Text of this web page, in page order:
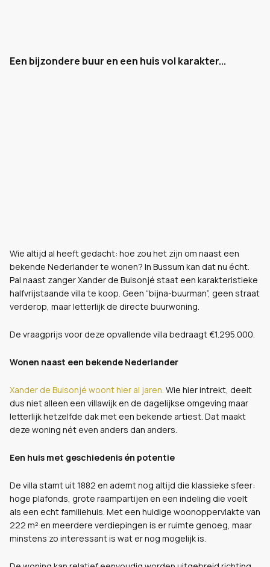
Een bijzondere buur en een huis vol karakter...
Wie altijd al heeft gedacht: hoe zou het zijn om naast een
bekende Nederlander te wonen? In Bussum kan dat nu écht.
Pal naast zanger Xander de Buisonjé staat een karakteristieke
halfvrijstaande villa te koop. Geen “bijna-buurman”, geen straat
verderop, maar letterlijk de directe buurwoning.
De vraagprijs voor deze opvallende villa bedraagt €1.295.000.
Wonen naast een bekende Nederlander
Xander de Buisonjé woont hier al jaren. Wie hier intrekt, deelt
dus niet alleen een villawijk en de dagelijkse omgeving maar
letterlijk hetzelfde dak met een bekende artiest. Dat maakt
deze woning nét even anders dan anders.
Een huis met geschiedenis én potentie
De villa stamt uit 1882 en ademt nog altijd die klassieke sfeer:
hoge plafonds, grote raampartijen en een indeling die voelt
als een echt familiehuis. Met een huidige woonoppervlakte van
222 m² en meerdere verdiepingen is er ruimte genoeg, maar
minstens zo interessant is wat er nog mogelijk is.